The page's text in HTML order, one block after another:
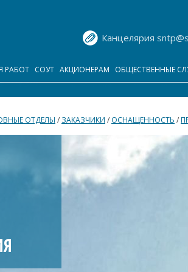
Канцелярия
РАБОТ СОУТ АКЦИОНЕРАМ ОБЩЕСТВЕННЫЕ
ОТДЕЛЫ / ЗАКАЗЧИКИ / ОСНАЩЕННОСТЬ /